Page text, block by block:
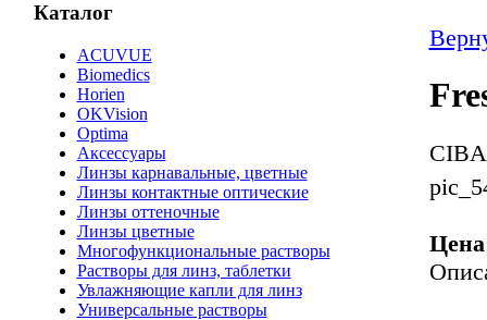
Каталог
ACUVUE
Biomedics
Horien
OKVision
Optima
Аксессуары
Линзы карнавальные, цветные
Линзы контактные оптические
Линзы оттеночные
Линзы цветные
Многофункциональные растворы
Растворы для линз, таблетки
Увлажняющие капли для линз
Универсальные растворы